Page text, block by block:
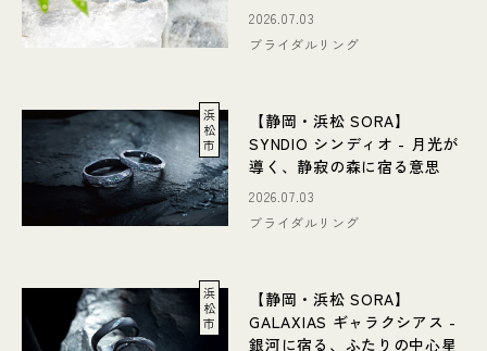
2026.07.03
ブライダルリング
浜
松
市
【静岡・浜松 SORA】
SYNDIO シンディオ - 月光が
導く、静寂の森に宿る意思
2026.07.03
ブライダルリング
浜
松
市
【静岡・浜松 SORA】
GALAXIAS ギャラクシアス -
銀河に宿る、ふたりの中心星